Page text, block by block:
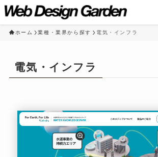
ホーム 業種・業界から探す 電気・インフラ
電気・インフラ